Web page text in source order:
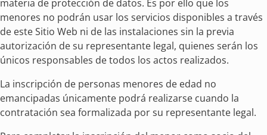
materia de protección de datos. Es por ello que los
menores no podrán usar los servicios disponibles a través
de este Sitio Web ni de las instalaciones sin la previa
autorización de su representante legal, quienes serán los
únicos responsables de todos los actos realizados.
La inscripción de personas menores de edad no
emancipadas únicamente podrá realizarse cuando la
contratación sea formalizada por su representante legal.